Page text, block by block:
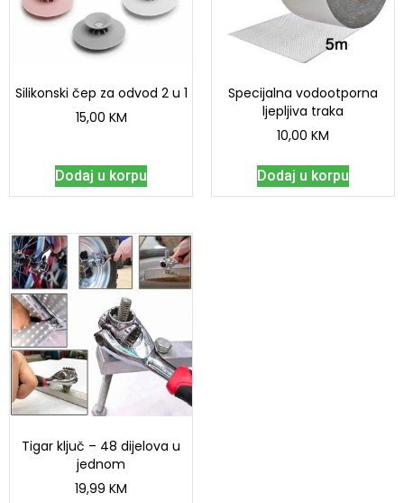
Silikonski čep za odvod 2 u 1
15,00 KM
Dodaj u korpu
Specijalna vodootporna
ljepljiva traka
10,00 KM
Dodaj u korpu
Tigar ključ – 48 dijelova u
jednom
19,99 KM